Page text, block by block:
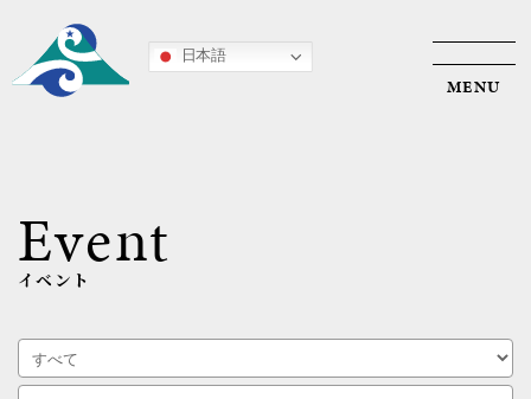
日本語
うみやま葉山について
Event
イベント